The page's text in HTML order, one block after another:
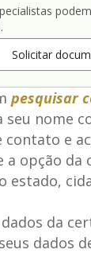
Solicitar
pesquisar
seu nome
contato e
a opção da
estado,
da
dados